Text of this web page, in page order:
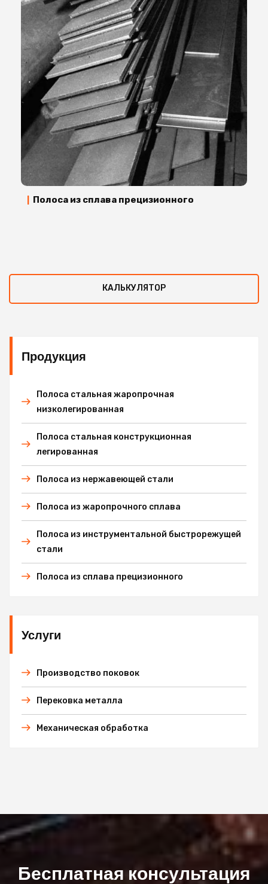
Полоса из сплава прецизионного
КАЛЬКУЛЯТОР
Продукция
Полоса стальная жаропрочная
низколегированная
Полоса стальная конструкционная
легированная
Полоса из нержавеющей стали
Полоса из жаропрочного сплава
Полоса из инструментальной быстрорежущей
стали
Полоса из сплава прецизионного
Услуги
Производство поковок
Перековка металла
Механическая обработка
Бесплатная консультация